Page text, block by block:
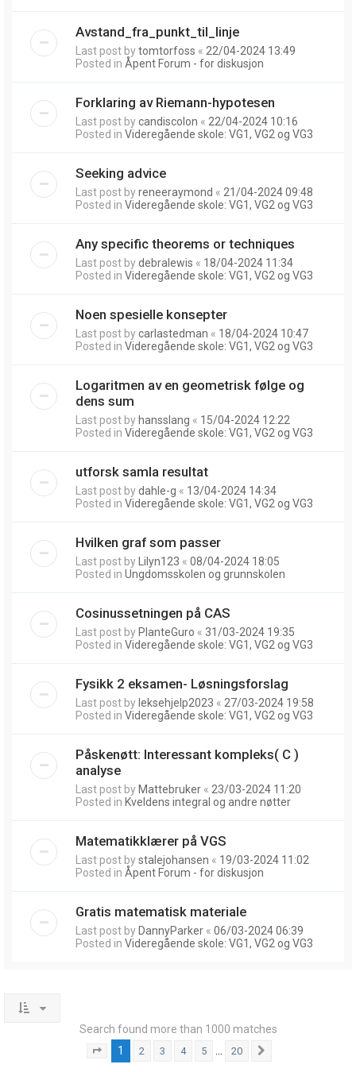
Avstand_fra_punkt_til_linje
Last post bytomtorfoss « 22/04-2024 13:49
Posted in Åpent Forum - for diskusjon
Forklaring av Riemann-hypotesen
Last post bycandiscolon « 22/04-2024 10:16
Posted in Videregående skole: VG1, VG2 og VG3
Seeking advice
Last post byreneeraymond « 21/04-2024 09:48
Posted in Videregående skole: VG1, VG2 og VG3
Any specific theorems or techniques
Last post bydebralewis « 18/04-2024 11:34
Posted in Videregående skole: VG1, VG2 og VG3
Noen spesielle konsepter
Last post bycarlastedman « 18/04-2024 10:47
Posted in Videregående skole: VG1, VG2 og VG3
Logaritmen av en geometrisk følge og
dens sum
Last post by hansslang « 15/04-2024 12:22
Posted in Videregående skole: VG1, VG2 og VG3
utforsk samla resultat
Last post bydahle-g « 13/04-2024 14:34
Posted in Videregående skole: VG1, VG2 og VG3
Hvilken graf som passer
Last post by Lilyn123 « 08/04-2024 18:05
Posted in Ungdomsskolen og grunnskolen
Cosinussetningen på CAS
Last post by PlanteGuro « 31/03-2024 19:35
Posted in Videregående skole: VG1, VG2 og VG3
Fysikk 2 eksamen- Løsningsforslag
Last post by leksehjelp2023 « 27/03-2024 19:58
Posted in Videregående skole: VG1, VG2 og VG3
Påskenøtt: Interessant kompleks( C )
analyse
Last post by Mattebruker « 23/03-2024 11:20
Posted in Kveldens integral og andre nøtter
Matematikklærer på VGS
Last post bystalejohansen « 19/03-2024 11:02
Posted in Åpent Forum - for diskusjon
Gratis matematisk materiale
Last post by DannyParker « 06/03-2024 06:39
Posted in Videregående skole: VG1, VG2 og VG3
Search found more than 1000 matches
Page of 20
1 2 3 4 5 20